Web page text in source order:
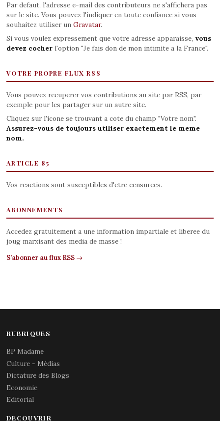
Par defaut, l'adresse e-mail des contributeurs ne s'affichera pas
sur le site. Vous pouvez l'indiquer en toute confiance si vous
souhaitez utiliser un Gravatar.
Si vous voulez expressement que votre adresse apparaisse, vous
devez cocherl'option "Je fais don de mon intimite a la France".
VOTRE PROPRE FLUX RSS
Vous pouvez recuperer vos contributions au site par RSS, par
exemple pour les partager sur un autre site.
Cliquez sur l'icone se trouvant a cote du champ "Votre nom".
Assurez-vous de toujours utiliser exactement le meme
nom.
ARTICLE 85
Vos reactions sont susceptibles d'etre censurees.
ABONNEMENTS
Accedez gratuitement a une information impartiale et liberee du
joug marxisant des media de masse !
S'abonner au flux RSS →
RUBRIQUES
BP Madame
Culture - Médias
Dictature des Blogs
Economie
Editorial
DECOUVRIR